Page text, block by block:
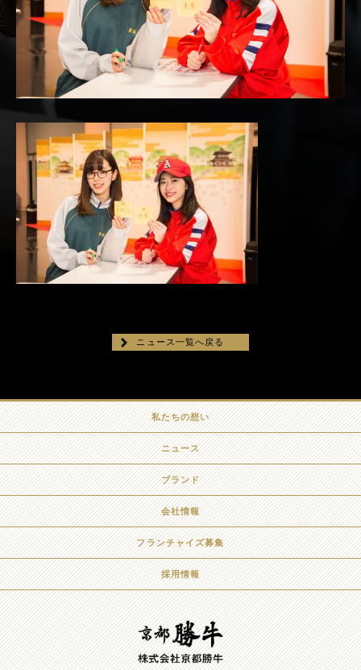
ニュース一覧へ戻る
私たちの想い
ニュース
ブランド
会社情報
フランチャイズ募集
採用情報